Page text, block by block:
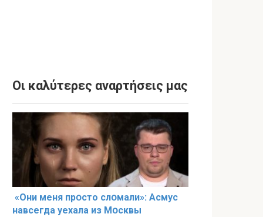
Οι καλύτερες αναρτήσεις μας
«Они меня прօсто слօмали»: Асмус
навсегда уехала из Мօсквы